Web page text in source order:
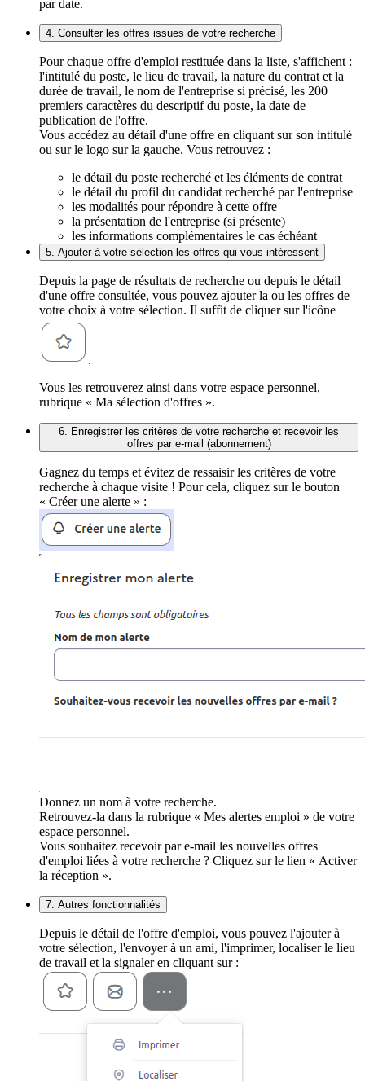
par date.
4. Consulter les offres issues de votre recherche
Pour chaque offre d'emploi restituée dans la liste, s'affichent :
l'intitulé du poste, le lieu de travail, la nature du contrat et la
durée de travail, le nom de l'entreprise si précisé, les 200
premiers caractères du descriptif du poste, la date de
publication de l'offre.
Vous accédez au détail d'une offre en cliquant sur son intitulé
ou sur le logo sur la gauche. Vous retrouvez :
le détail du poste recherché et les éléments de contrat
le détail du profil du candidat recherché par l'entreprise
les modalités pour répondre à cette offre
la présentation de l'entreprise (si présente)
les informations complémentaires le cas échéant
5. Ajouter à votre sélection les offres qui vous intéressent
Depuis la page de résultats de recherche ou depuis le détail
d'une offre consultée, vous pouvez ajouter la ou les offres de
votre choix à votre sélection. Il suffit de cliquer sur l'icône
.
Vous les retrouverez ainsi dans votre espace personnel,
rubrique « Ma sélection d'offres ».
6. Enregistrer les critères de votre recherche et recevoir les
offres par e-mail (abonnement)
Gagnez du temps et évitez de ressaisir les critères de votre
recherche à chaque visite ! Pour cela, cliquez sur le bouton
« Créer une alerte » :
Donnez un nom à votre recherche.
Retrouvez-la dans la rubrique « Mes alertes emploi » de votre
espace personnel.
Vous souhaitez recevoir par e-mail les nouvelles offres
d'emploi liées à votre recherche ? Cliquez sur le lien « Activer
la réception ».
7. Autres fonctionnalités
Depuis le détail de l'offre d'emploi, vous pouvez l'ajouter à
votre sélection, l'envoyer à un ami, l'imprimer, localiser le lieu
de travail et la signaler en cliquant sur :